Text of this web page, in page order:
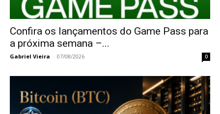
Confira os lançamentos do Game Pass para
a próxima semana –...
Gabriel Vieira - 07/08/2026 0